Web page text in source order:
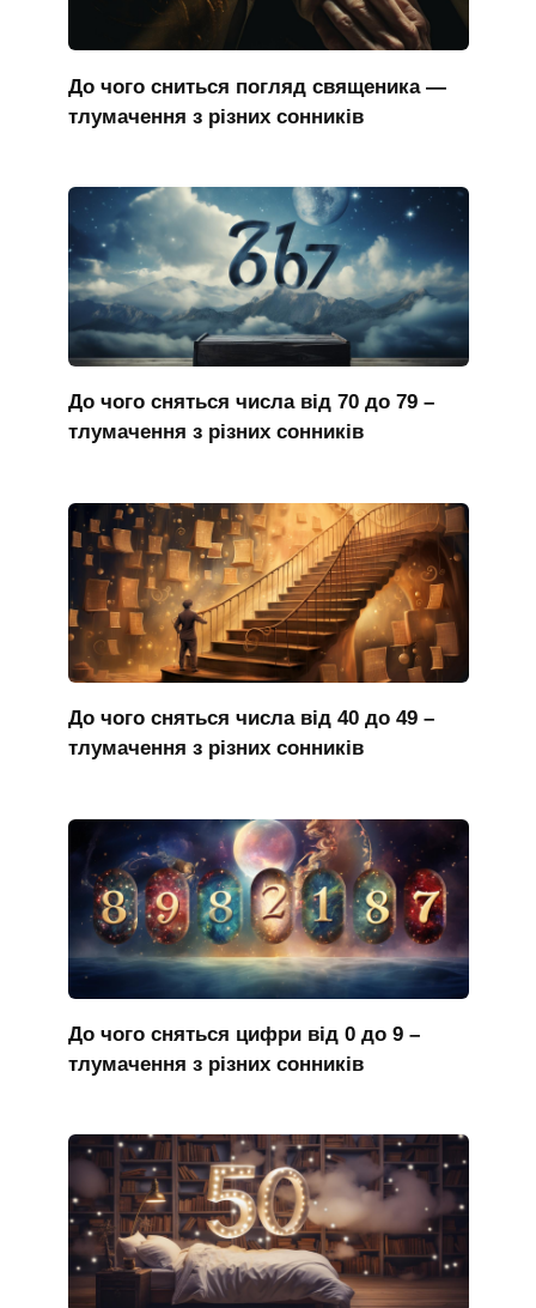
До чого сниться погляд священика —
тлумачення з різних сонників
До чого сняться числа від 70 до 79 –
тлумачення з різних сонників
До чого сняться числа від 40 до 49 –
тлумачення з різних сонників
До чого сняться цифри від 0 до 9 –
тлумачення з різних сонників